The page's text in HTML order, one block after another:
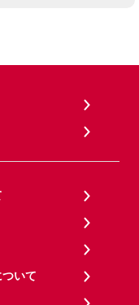
いて